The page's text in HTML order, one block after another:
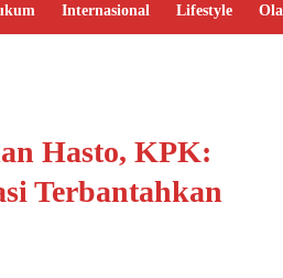
Internasional Lifestyle
Hasto, KPK:
Terbantahkan